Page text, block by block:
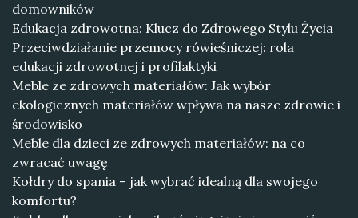
domowników
Edukacja zdrowotna: Klucz do Zdrowego Stylu Życia
Przeciwdziałanie przemocy rówieśniczej: rola
edukacji zdrowotnej i profilaktyki
Meble ze zdrowych materiałów: Jak wybór
ekologicznych materiałów wpływa na nasze zdrowie i
środowisko
Meble dla dzieci ze zdrowych materiałów: na co
zwracać uwagę
Kołdry do spania – jak wybrać idealną dla swojego
komfortu?